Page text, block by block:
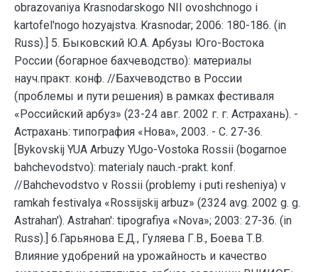
obrazovaniya Krasnodarskogo NII ovoshchnogo i
kartofel'nogo hozyajstva. Krasnodar; 2006: 180-186. (in
Russ).] 5. Быковский Ю.А. Арбузы Юго-Востока
России (богарное бахчеводство): материалы
науч.практ. конф. //Бахчеводство в России
(проблемы и пути решения) в рамках фестиваля
«Российский арбуз» (23-24 авг. 2002 г. г. Астрахань). -
Астрахань: типография «Нова», 2003. - С. 27-36.
[Bykovskij YUA Arbuzy YUgo-Vostoka Rossii (bogarnoe
bahchevodstvo): materialy nauch.-prakt. konf.
//Bahchevodstvo v Rossii (problemy i puti resheniya) v
ramkah festivalya «Rossijskij arbuz» (2324 avg. 2002 g. g.
Astrahan'). Astrahan': tipografiya «Nova»; 2003: 27-36. (in
Russ).] 6.Гарьянова Е.Д., Гуляева Г.В., Боева Т.В.
Влияние удобрений на урожайность и качество